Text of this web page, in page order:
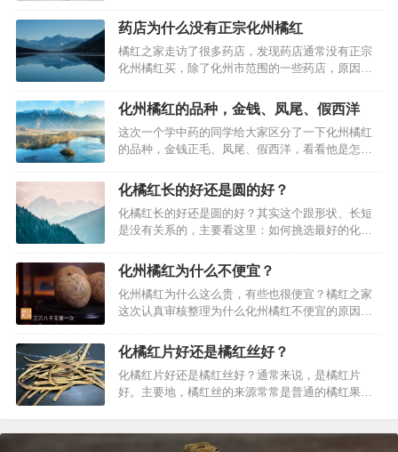
家可以做的，教大家辨别真假化州橘红，避免上当
受骗。事实上，不少人去到化州橘红专卖店购买就
以为万事大吉，都是错的。通常骗子是怎样做到真
假化州橘红混淆的呢？采用其他地区的…
药店为什么没有正宗化州橘红
橘红之家走访了很多药店，发现药店通常没有正宗
化州橘红买，除了化州市范围的一些药店，原因其
替原产地道地药材，例如橘红丝：橘红丝，99%不
会采用到正宗产地化橘红，外表没有绒毛和芬香…
化州橘红的品种，金钱、凤尾、假西洋
这次一个学中药的同学给大家区分了一下化州橘红
的品种，金钱正毛、凤尾、假西洋，看看他是怎样
呢？…
化橘红长的好还是圆的好？
化橘红长的好还是圆的好？其实这个跟形状、长短
是没有关系的，主要看这里：如何挑选最好的化州
化州橘红为什么不便宜？
化州橘红为什么这么贵，有些也很便宜？橘红之家
这次认真审核整理为什么化州橘红不便宜的原因。
化橘红片好还是橘红丝好？
化橘红片好还是橘红丝好？通常来说，是橘红片
好。主要地，橘红丝的来源常常是普通的橘红果，
较完整，采取的化橘红果往往比较好。因此，常常